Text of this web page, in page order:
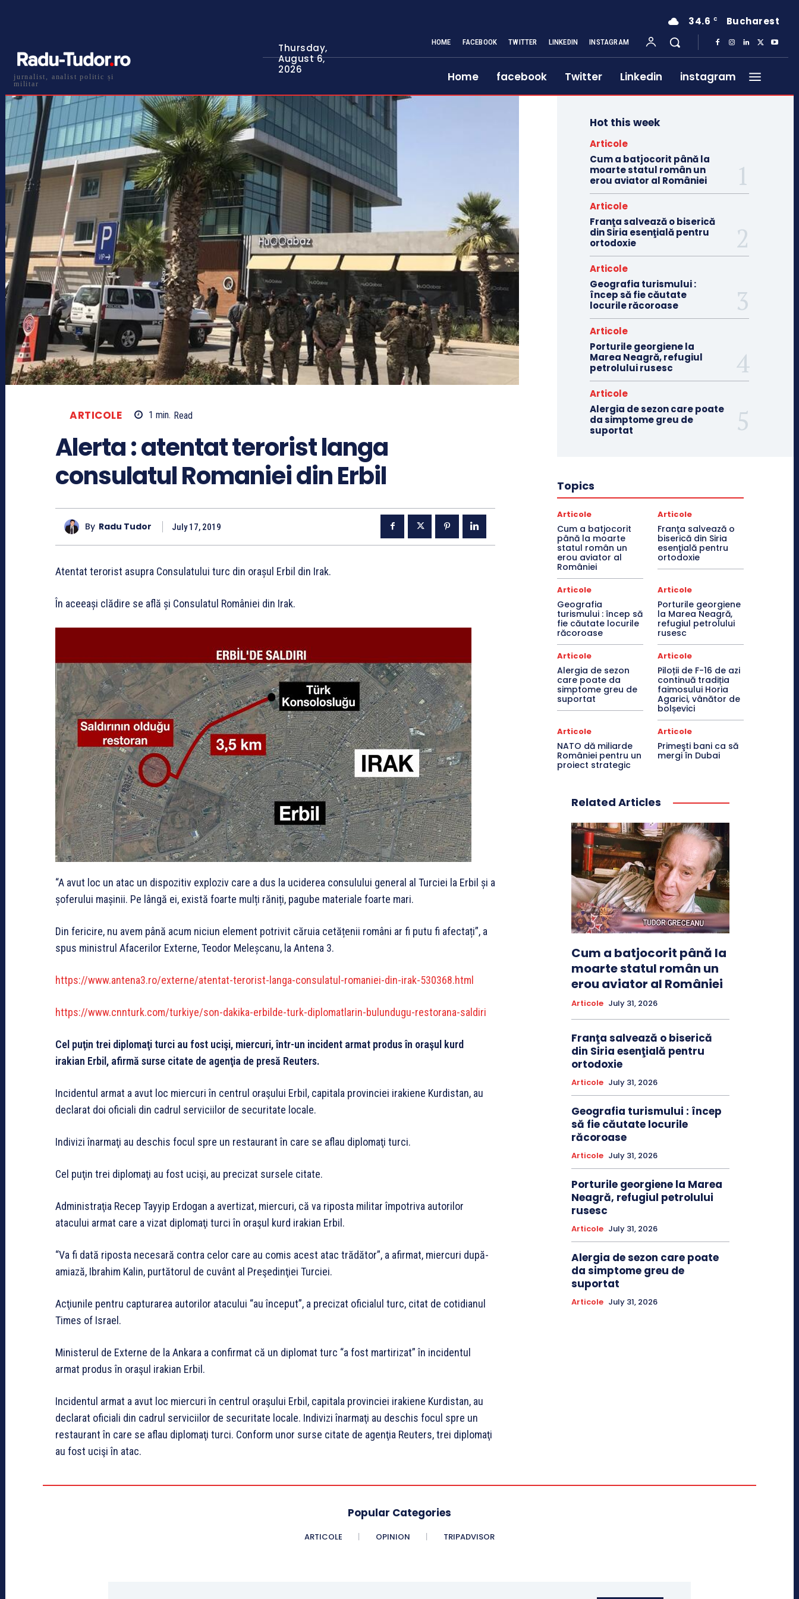
jurnalist, analist politic și
militar
Thursday,
August 6,
2026
34.6 C Bucharest
HOME FACEBOOK TWITTER LINKEDIN INSTAGRAM
Home facebook Twitter Linkedin instagram
ARTICOLE 1 min. Read
Alerta : atentat terorist langa
consulatul Romaniei din Erbil
By Radu Tudor July 17, 2019
Atentat terorist asupra Consulatului turc din orașul Erbil din Irak.
În aceeași clădire se află și Consulatul României din Irak.
“A avut loc un atac un dispozitiv exploziv care a dus la uciderea consulului general al Turciei la Erbil și a
șoferului mașinii. Pe lângă ei, există foarte mulți răniți, pagube materiale foarte mari.
Din fericire, nu avem până acum niciun element potrivit căruia cetățenii români ar fi putu fi afectați”, a
spus ministrul Afacerilor Externe, Teodor Meleșcanu, la Antena 3.
https://www.antena3.ro/externe/atentat-terorist-langa-consulatul-romaniei-din-irak-530368.html
https://www.cnnturk.com/turkiye/son-dakika-erbilde-turk-diplomatlarin-bulundugu-restorana-saldiri
Cel puţin trei diplomaţi turci au fost ucişi, miercuri, într-un incident armat produs în oraşul kurd
irakian Erbil, afirmă surse citate de agenţia de presă Reuters.
Incidentul armat a avut loc miercuri în centrul oraşului Erbil, capitala provinciei irakiene Kurdistan, au
declarat doi oficiali din cadrul serviciilor de securitate locale.
Indivizi înarmaţi au deschis focul spre un restaurant în care se aflau diplomaţi turci.
Cel puţin trei diplomaţi au fost ucişi, au precizat sursele citate.
Administraţia Recep Tayyip Erdogan a avertizat, miercuri, că va riposta militar împotriva autorilor
atacului armat care a vizat diplomaţi turci în oraşul kurd irakian Erbil.
“Va fi dată riposta necesară contra celor care au comis acest atac trădător”, a afirmat, miercuri după-
amiază, Ibrahim Kalin, purtătorul de cuvânt al Preşedinţiei Turciei.
Acţiunile pentru capturarea autorilor atacului “au început”, a precizat oficialul turc, citat de cotidianul
Times of Israel.
Ministerul de Externe de la Ankara a confirmat că un diplomat turc “a fost martirizat” în incidentul
armat produs în oraşul irakian Erbil.
Incidentul armat a avut loc miercuri în centrul oraşului Erbil, capitala provinciei irakiene Kurdistan, au
declarat oficiali din cadrul serviciilor de securitate locale. Indivizi înarmaţi au deschis focul spre un
restaurant în care se aflau diplomaţi turci. Conform unor surse citate de agenţia Reuters, trei diplomaţi
au fost ucişi în atac.
Hot this week
Articole
Cum a batjocorit până la
moarte statul român un
erou aviator al României
Articole
Franţa salvează o biserică
din Siria esenţială pentru
ortodoxie
Articole
Geografia turismului :
încep să fie căutate
locurile răcoroase
Articole
Porturile georgiene la
Marea Neagră, refugiul
petrolului rusesc
Articole
Alergia de sezon care poate
da simptome greu de
suportat
Topics
Articole
Cum a batjocorit
până la moarte
statul român un
erou aviator al
României
Articole
Franţa salvează o
biserică din Siria
esenţială pentru
ortodoxie
Articole
Geografia
turismului : încep să
fie căutate locurile
răcoroase
Articole
Porturile georgiene
la Marea Neagră,
refugiul petrolului
rusesc
Articole
Alergia de sezon
care poate da
simptome greu de
suportat
Articole
Piloții de F-16 de azi
continuă tradiția
faimosului Horia
Agarici, vânător de
bolșevici
Articole
NATO dă miliarde
României pentru un
proiect strategic
Articole
Primeşti bani ca să
mergi în Dubai
Related Articles
Cum a batjocorit până la
moarte statul român un
erou aviator al României
Articole July 31, 2026
Franţa salvează o biserică
din Siria esenţială pentru
ortodoxie
Articole July 31, 2026
Geografia turismului : încep
să fie căutate locurile
răcoroase
Articole July 31, 2026
Porturile georgiene la Marea
Neagră, refugiul petrolului
rusesc
Articole July 31, 2026
Alergia de sezon care poate
da simptome greu de
suportat
Articole July 31, 2026
Popular Categories
ARTICOLE OPINION TRIPADVISOR